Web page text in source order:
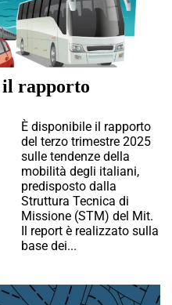
rapporto
È disponibile il rapporto
del terzo trimestre 2025
sulle tendenze della
mobilità degli italiani,
predisposto dalla
Struttura Tecnica di
Missione (STM) del Mit.
Il report è realizzato sulla
base dei...